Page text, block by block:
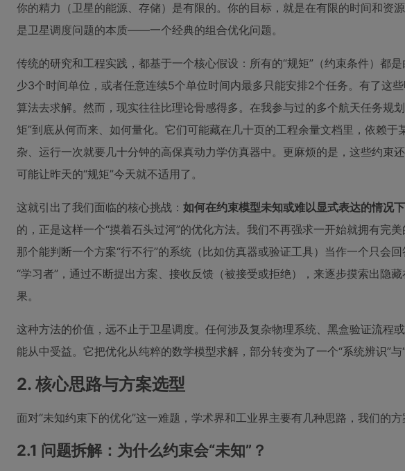
你的精力（卫星的能源、存储）是有限的。你的目标，就是在有限的时间和资
是卫星调度问题的本质——一个经典的组合优化问题。
传统的研究和工程实践，都基于一个核心假设：所有的“规矩”（约束条件）都
少3个时间单位，或者任意连续5个单位时间内最多只能安排2个任务。有了这
算法去求解。然而，现实往往比理论骨感得多。在我参与过的多个航天任务规
矩”到底从何而来、如何量化。它们可能藏在几十页的工程余量文档里，依赖
杂、运行一次就要几十分钟的高保真动力学仿真器中。更麻烦的是，这些约束
可能让昨天的“规矩”今天就不适用了。
这就引出了我们面临的核心挑战： 如何在约束模型未知或难以显式表达的情况
的，正是这样一个“摸着石头过河”的优化方法。我们不再强求一开始就拥有完
那个能判断一个方案“行不行”的系统（比如仿真器或验证工具）当作一个只会
“学习者”，通过不断提出方案、接收反馈（被接受或拒绝），来逐步摸索出隐
果。
这种方法的价值，远不止于卫星调度。任何涉及复杂物理系统、黑盒验证流程
能从中受益。它把优化从纯粹的数学模型求解，部分转变为了一个“系统辨识”与
2. 核心思路与方案选型
面对“未知约束下的优化”这一难题，学术界和工业界主要有几种思路，我们的
2.1 问题拆解：为什么约束会“未知”？